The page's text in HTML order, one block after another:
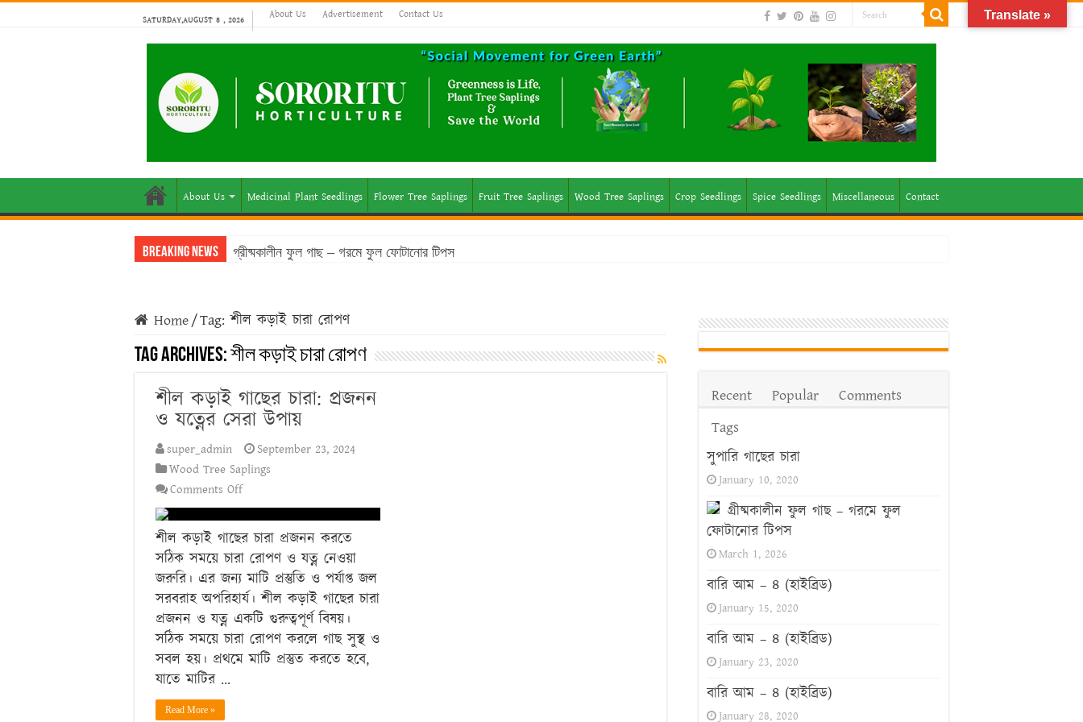
SATURDAY,AUGUST 8 , 2026 About Us Advertisement Contact Us
About Us Medicinal Plant Seedlings Flower Tree Saplings Fruit Tree Saplings Wood Tree Saplings Crop Seedlings Spice Seedlings Miscellaneous Contact
Breaking News গ্রীষ্মকালীন ফুল গাছ – গরমে ফুল ফোটানোর টিপস
Home/Tag:শীল কড়াই চারা রোপণ
Tag Archives:শীল কড়াই চারা রোপণ
শীল কড়াই গাছের চারা: প্রজনন
ও যত্নের সেরা উপায়
super_admin
September 23, 2024
Wood Tree Saplings
Comments Offon
শীল
কড়াই
গাছের
চারা:
প্রজনন
যত্নের
সেরা
শীল কড়াই গাছের চারা প্রজনন করতে
সঠিক সময়ে চারা রোপণ ও যত্ন নেওয়া
জরুরি। এর জন্য মাটি প্রস্তুতি ও পর্যাপ্ত জল
সরবরাহ অপরিহার্য। শীল কড়াই গাছের চারা
প্রজনন ও যত্ন একটি গুরুত্বপূর্ণ বিষয়।
সঠিক সময়ে চারা রোপণ করলে গাছ সুস্থ ও
সবল হয়। প্রথমে মাটি প্রস্তুত করতে হবে,
যাতে মাটির …
Read More »
Recent Popular
Comments
Tags
সুপারি গাছের চারা
January 10, 2020
গ্রীষ্মকালীন ফুল গাছ – গরমে ফুল
ফোটানোর টিপস
March 1, 2026
বারি আম – ৪ (হাইব্রিড)
January 15, 2020
বারি আম – ৪ (হাইব্রিড)
January 23, 2020
বারি আম – ৪ (হাইব্রিড)
January 28, 2020
Translate »